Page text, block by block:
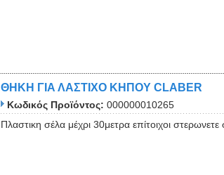
ΘΗΚΗ ΓΙΑ ΛΑΣΤΙΧΟ ΚΗΠΟΥ CLABER
Κωδικός Προϊόντος: 000000010265
Πλαστικη σέλα μέχρι 30μετρα επίτοιχοι